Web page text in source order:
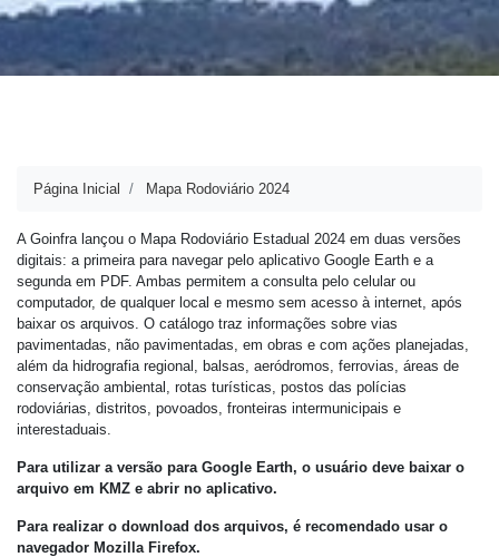
Página Inicial Mapa Rodoviário 2024
A Goinfra lançou o Mapa Rodoviário Estadual 2024 em duas versões
digitais: a primeira para navegar pelo aplicativo Google Earth e a
segunda em PDF. Ambas permitem a consulta pelo celular ou
computador, de qualquer local e mesmo sem acesso à internet, após
baixar os arquivos. O catálogo traz informações sobre vias
pavimentadas, não pavimentadas, em obras e com ações planejadas,
além da hidrografia regional, balsas, aeródromos, ferrovias, áreas de
conservação ambiental, rotas turísticas, postos das polícias
rodoviárias, distritos, povoados, fronteiras intermunicipais e
interestaduais.
Para utilizar a versão para Google Earth, o usuário deve baixar o
arquivo em KMZ e abrir no aplicativo.
Para realizar o download dos arquivos, é recomendado usar o
navegador Mozilla Firefox.